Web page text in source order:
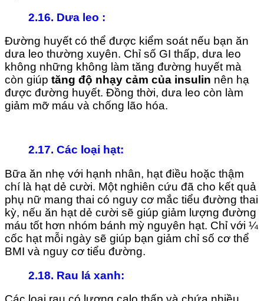
2.16. Dưa leo :
Đường huyết có thể được kiểm soát nếu bạn ăn
dưa leo thường xuyên. Chỉ số GI thấp, dưa leo
không những không làm tăng đường huyết mà
còn giúp tăng độ nhạy cảm của insulin nên hạ
được đường huyết. Đồng thời, dưa leo còn làm
giảm mỡ máu và chống lão hóa.
2.17. Các loại hạt:
Bữa ăn nhẹ với hạnh nhân, hạt điều hoặc thậm
chí là hạt dẻ cười. Một nghiên cứu đã cho kết quả
phụ nữ mang thai có nguy cơ mắc tiểu đường thai
kỳ, nếu ăn hạt dẻ cười sẽ giúp giảm lượng đường
máu tốt hơn nhóm bánh mỳ nguyên hạt. Chỉ với ¼
cốc hạt mỗi ngày sẽ giúp bạn giảm chỉ số cơ thể
BMI và nguy cơ tiểu đường.
2.18. Rau lá xanh: